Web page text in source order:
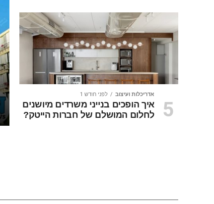
אדריכלות ועיצוב לפני חודש 1
איך הופכים בנייני משרדים מיושנים
לחלום המושלם של חברות הייטק?